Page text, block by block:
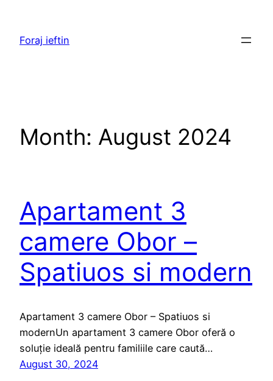
content
Foraj ieftin
Month: August 2024
Apartament 3
camere Obor –
Spatiuos si modern
Apartament 3 camere Obor – Spatiuos si
modernUn apartament 3 camere Obor oferă o
soluție ideală pentru familiile care caută…
August 30, 2024